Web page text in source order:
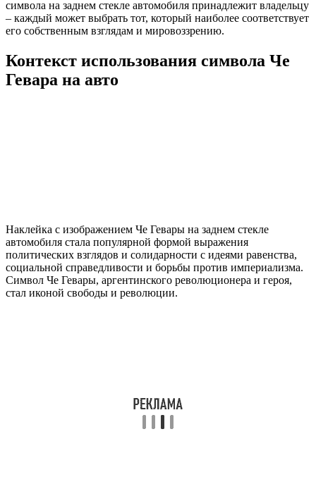
символа на заднем стекле автомобиля принадлежит владельцу
– каждый может выбрать тот, который наиболее соответствует
его собственным взглядам и мировоззрению.
Контекст использования символа Че
Гевара на авто
Наклейка с изображением Че Гевары на заднем стекле
автомобиля стала популярной формой выражения
политических взглядов и солидарности с идеями равенства,
социальной справедливости и борьбы против империализма.
Символ Че Гевары, аргентинского революционера и героя,
стал иконой свободы и революции.